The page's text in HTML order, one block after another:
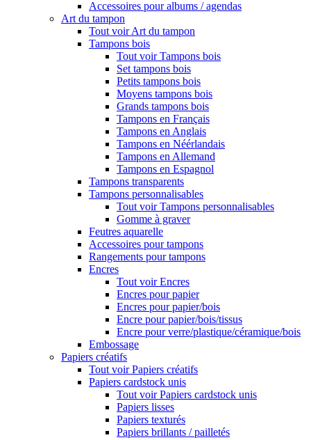
Accessoires pour albums / agendas
Art du tampon
Tout voir Art du tampon
Tampons bois
Tout voir Tampons bois
Set tampons bois
Petits tampons bois
Moyens tampons bois
Grands tampons bois
Tampons en Français
Tampons en Anglais
Tampons en Néérlandais
Tampons en Allemand
Tampons en Espagnol
Tampons transparents
Tampons personnalisables
Tout voir Tampons personnalisables
Gomme à graver
Feutres aquarelle
Accessoires pour tampons
Rangements pour tampons
Encres
Tout voir Encres
Encres pour papier
Encres pour papier/bois
Encre pour papier/bois/tissus
Encre pour verre/plastique/céramique/bois
Embossage
Papiers créatifs
Tout voir Papiers créatifs
Papiers cardstock unis
Tout voir Papiers cardstock unis
Papiers lisses
Papiers texturés
Papiers brillants / pailletés